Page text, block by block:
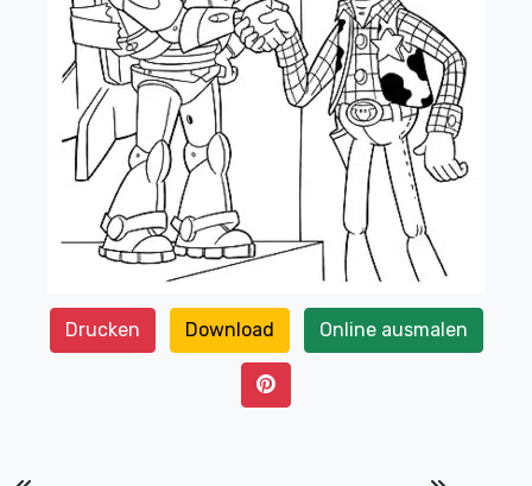
Drucken Download Online ausmalen